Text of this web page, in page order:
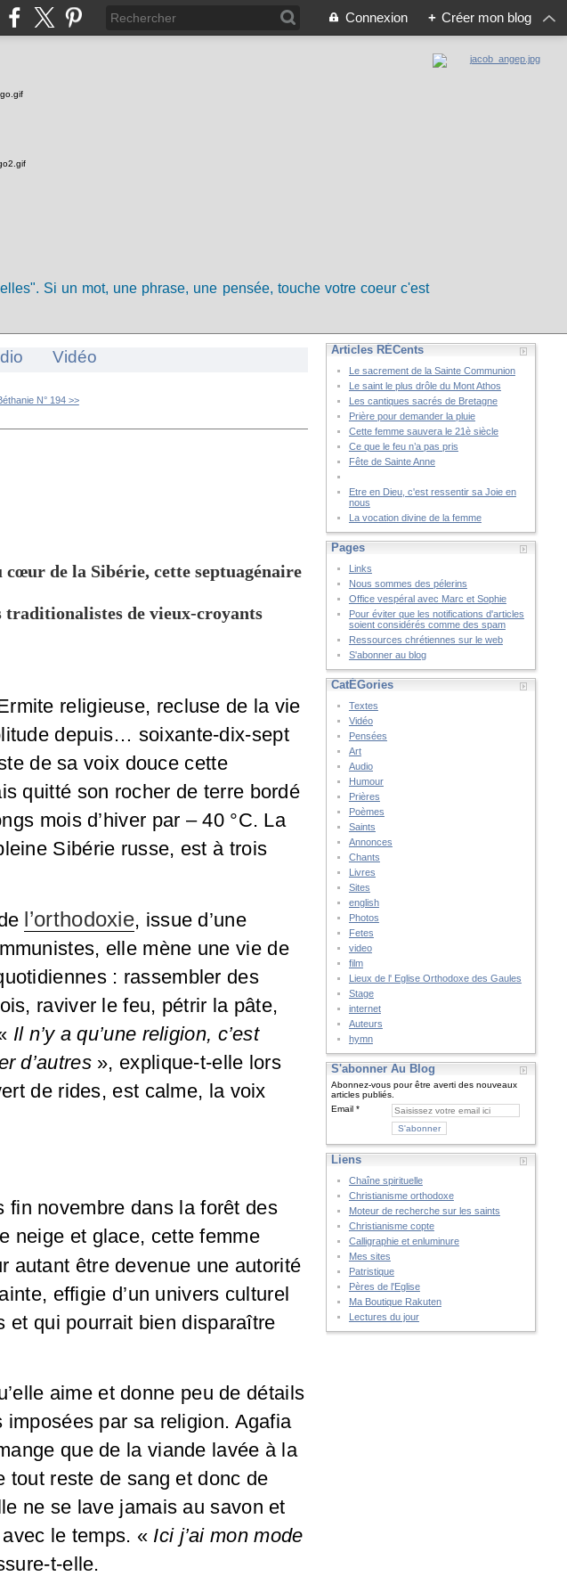
Connexion + Créer mon blog
Si un mot, une phrase, une pensée, touche votre coeur c'est
Vidéo
N° 194 >>
cœur de la Sibérie, cette septuagénaire
traditionalistes de vieux-croyants
religieuse, recluse de la vie
depuis… soixante-dix-sept
de sa voix douce cette
quitté son rocher de terre bordé
mois d’hiver par – 40 °C. La
Sibérie russe, est à trois
l’orthodoxie, issue d’une
elle mène une vie de
: rassembler des
raviver le feu, pétrir la pâte,
Il n’y a qu’une religion, c’est
d’autres », explique-t-elle lors
de rides, est calme, la voix
fin novembre dans la forêt des
neige et glace, cette femme
autant être devenue une autorité
effigie d’un univers culturel
et qui pourrait bien disparaître
aime et donne peu de détails
par sa religion. Agafia
que de la viande lavée à la
tout reste de sang et donc de
ne se lave jamais au savon et
le temps. « Ici j’ai mon mode
t-elle.
Articles RÉCents
Le sacrement de la Sainte Communion
Le saint le plus drôle du Mont Athos
Les cantiques sacrés de Bretagne
Prière pour demander la pluie
Cette femme sauvera le 21è siècle
Ce que le feu n’a pas pris
Fête de Sainte Anne
Etre en Dieu, c'est ressentir sa Joie en
nous
La vocation divine de la femme
Pages
Links
Nous sommes des pélerins
Office vespéral avec Marc et Sophie
Pour éviter que les notifications d'articles
soient considérés comme des spam
Ressources chrétiennes sur le web
S'abonner au blog
CatÉGories
Textes
Vidéo
Pensées
Art
Audio
Humour
Prières
Poèmes
Saints
Annonces
Chants
Livres
Sites
english
Photos
Fetes
video
film
Lieux de l' Eglise Orthodoxe des Gaules
Stage
internet
Auteurs
hymn
S'abonner Au Blog
Abonnez-vous pour être averti des nouveaux
articles publiés.
Email
Liens
Chaîne spirituelle
Christianisme orthodoxe
Moteur de recherche sur les saints
Christianisme copte
Calligraphie et enluminure
Mes sites
Patristique
Pères de l'Eglise
Ma Boutique Rakuten
Lectures du jour